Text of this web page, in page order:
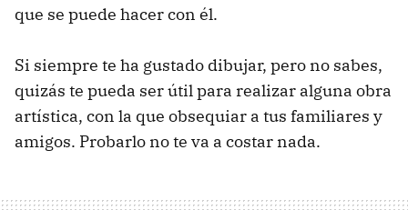
que se puede hacer con él.
Si siempre te ha gustado dibujar, pero no sabes,
quizás te pueda ser útil para realizar alguna obra
artística, con la que obsequiar a tus familiares y
amigos. Probarlo no te va a costar nada.